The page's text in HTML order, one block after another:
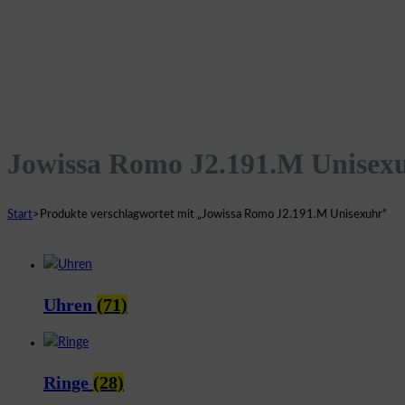
Jowissa Romo J2.191.M
Start> Produkte verschlagwortet mit „Jowissa Romo J2.191.M Unisexuhr“
Uhren (71)
Ringe (28)